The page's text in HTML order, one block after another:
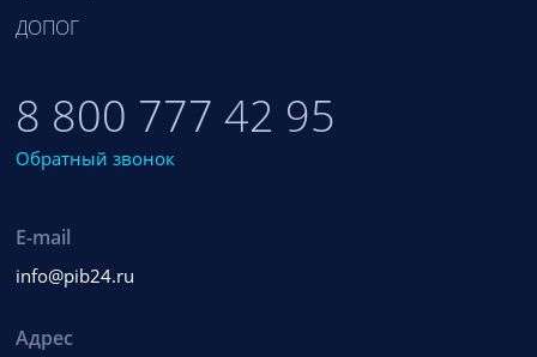
ДОПОГ
8 800 777 42 95
Обратный звонок
E-mail
info@pib24.ru
Адрес